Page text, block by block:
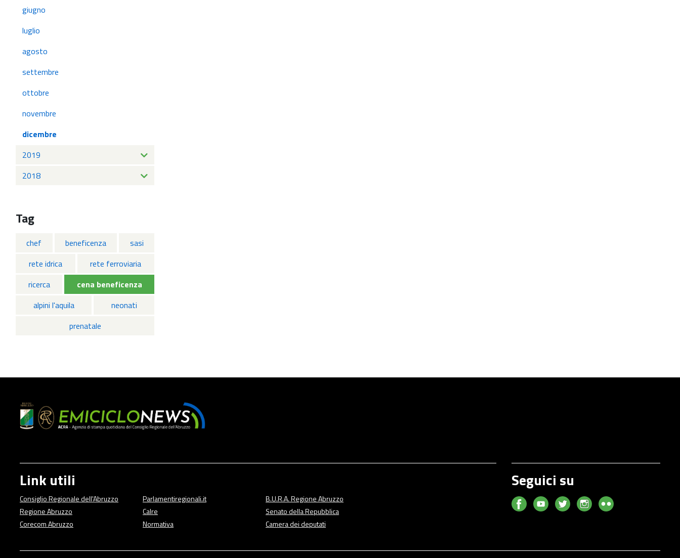
giugno
luglio
agosto
settembre
ottobre
novembre
dicembre
2019
2018
Tag
chef beneficenza
sasi
rete idrica
rete ferroviaria
ricerca
cena beneficenza
alpini l'aquila
neonati
prenatale
Link utili
Consiglio Regionale dell'Abruzzo
Regione Abruzzo
Corecom Abruzzo
Parlamentiregionali.it
Calre
Normativa
B.U.R.A. Regione Abruzzo
Senato della Repubblica
Camera dei deputati
Seguici su